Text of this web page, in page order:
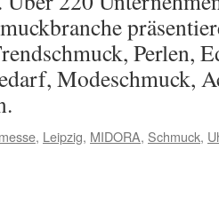
Perlen,
Modeschmuck,
, Leipzig, MIDORA, Schmuck,